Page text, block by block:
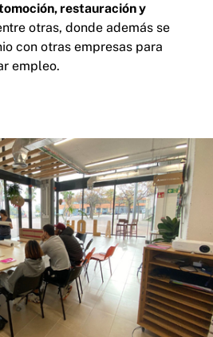
restauración y
otras, donde además se
con otras empresas para
empleo.